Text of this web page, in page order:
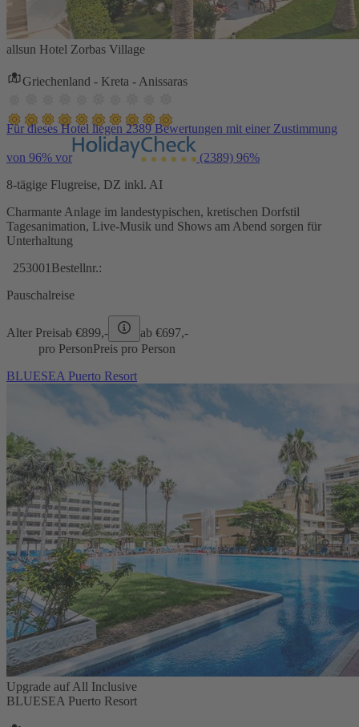
allsun Hotel Zorbas Village
Griechenland - Kreta - Anissaras
Für dieses Hotel liegen 2389 Bewertungen mit einer Zustimmung
von 96% vor (2389) 96%
8-tägige Flugreise, DZ inkl. AI
Charmante Anlage im landestypischen, kretischen Dorfstil
Tagesanimation, Live-Musik und Shows am Abend sorgen für
Unterhaltung
253001 Bestellnr.:
Pauschalreise
Alter Preisab €899,- ab €697,-
pro PersonPreis pro Person
BLUESEA Puerto Resort
Upgrade auf All Inclusive
BLUESEA Puerto Resort